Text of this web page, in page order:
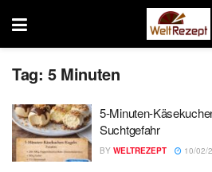
Tag: 5 Minuten
5-Minuten-
Suchtgefahr
BY WELTREZEPT 10/02/